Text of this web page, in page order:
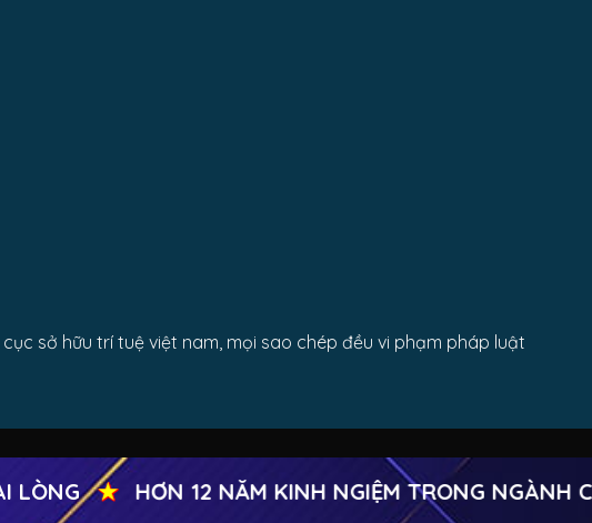
sở hữu trí tuệ việt nam, mọi sao chép đều vi phạm pháp luật
★ HƠN 12 NĂM KINH NGIỆM TRONG NGÀNH
Chinh